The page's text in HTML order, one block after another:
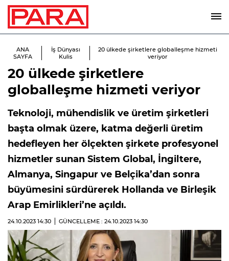
ANA
SAYFA
İş Dünyası
Kulis
20 ülkede şirketlere globalleşme hizmeti
veriyor
20 ülkede şirketlere
globalleşme hizmeti veriyor
Teknoloji, mühendislik ve üretim şirketleri
başta olmak üzere, katma değerli üretim
hedefleyen her ölçekten şirkete profesyonel
hizmetler sunan Sistem Global, İngiltere,
Almanya, Singapur ve Belçika’dan sonra
büyümesini sürdürerek Hollanda ve Birleşik
Arap Emirlikleri’ne açıldı.
24.10.2023 14:30 GÜNCELLEME : 24.10.2023 14:30